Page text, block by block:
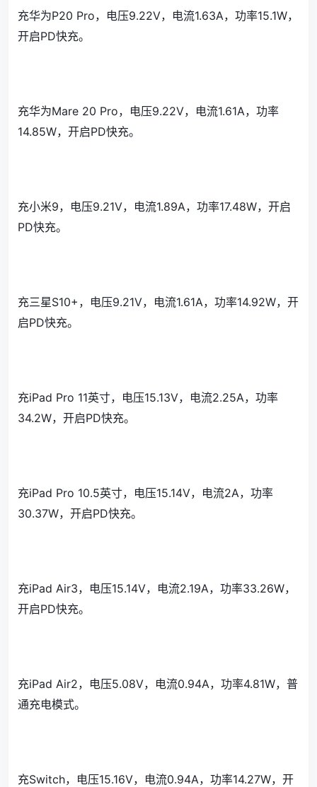
充华为P20 Pro，电压9.22V，电流1.63A，功率15.1W，
开启PD快充。
充华为Mare 20 Pro，电压9.22V，电流1.61A，功率
14.85W，开启PD快充。
充小米9，电压9.21V，电流1.89A，功率17.48W，开启
PD快充。
充三星S10+，电压9.21V，电流1.61A，功率14.92W，开
启PD快充。
充iPad Pro 11英寸，电压15.13V，电流2.25A，功率
34.2W，开启PD快充。
充iPad Pro 10.5英寸，电压15.14V，电流2A，功率
30.37W，开启PD快充。
充iPad Air3，电压15.14V，电流2.19A，功率33.26W，
开启PD快充。
充iPad Air2，电压5.08V，电流0.94A，功率4.81W，普
通充电模式。
充Switch，电压15.16V，电流0.94A，功率14.27W，开